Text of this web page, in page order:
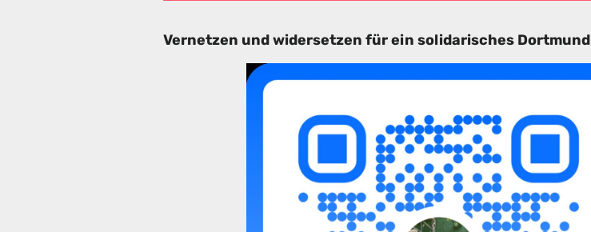
Vernetzen und widersetzen für ein solidarisches Dortmund